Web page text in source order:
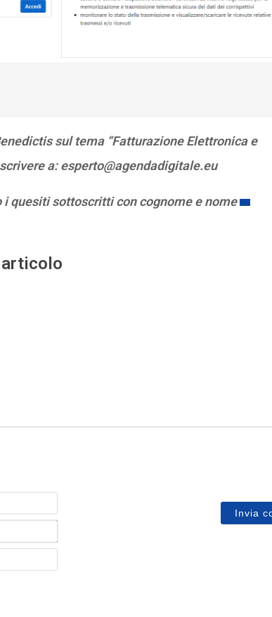
sul tema “Fatturazione Elettronica e
a: esperto@agendadigitale.eu
quesiti sottoscritti con cognome e nome
Nome
Email*
Sito